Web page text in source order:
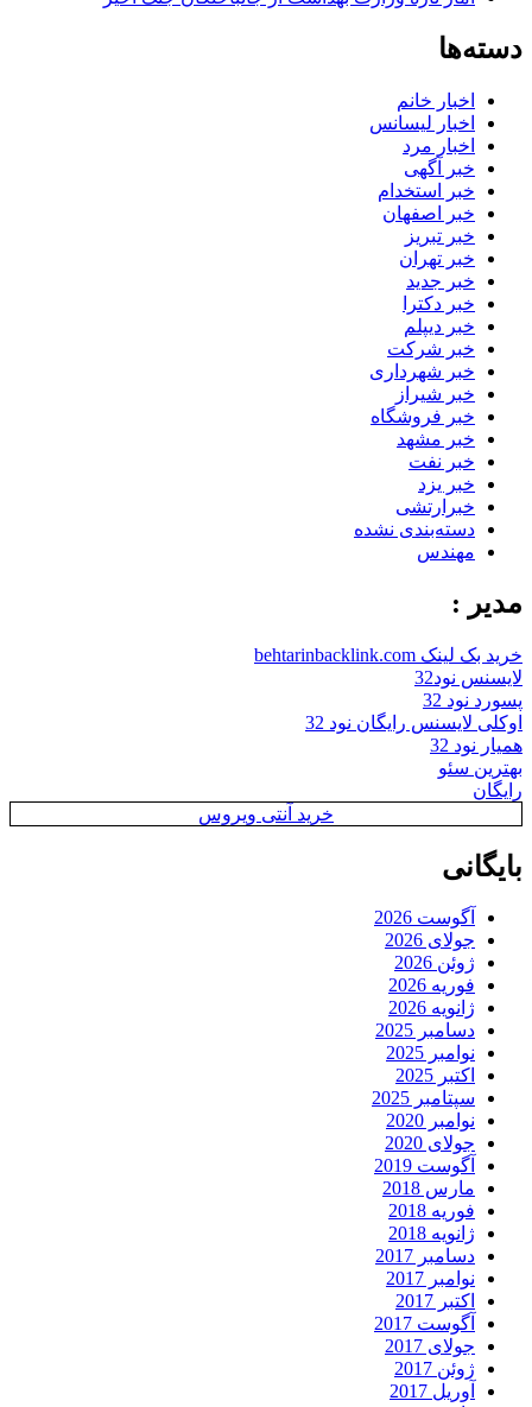
دسته‌ها
اخبار خانم
اخبار لیسانس
اخبار مرد
خبر آگهی
خبر استخدام
خبر اصفهان
خبر تبریز
خبر تهران
خبر جدید
خبر دکترا
خبر دیپلم
خبر شرکت
خبر شهرداری
خبر شیراز
خبر فروشگاه
خبر مشهد
خبر نفت
خبر یزد
خبرارتشی
دسته‌بندی نشده
مهندس
مدیر :
خرید بک لینک behtarinbacklink.com
لایسنس نود32
پسورد نود 32
اوکلی لایسنس رایگان نود 32
همیار نود 32
بهترین سئو
رایگان
خرید آنتی ویروس
بایگانی
آگوست 2026
جولای 2026
ژوئن 2026
فوریه 2026
ژانویه 2026
دسامبر 2025
نوامبر 2025
اکتبر 2025
سپتامبر 2025
نوامبر 2020
جولای 2020
آگوست 2019
مارس 2018
فوریه 2018
ژانویه 2018
دسامبر 2017
نوامبر 2017
اکتبر 2017
آگوست 2017
جولای 2017
ژوئن 2017
آوریل 2017